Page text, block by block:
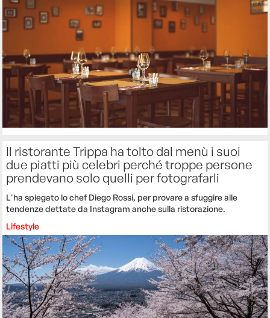
Il ristorante Trippa ha tolto dal menù i suoi
due piatti più celebri perché troppe persone
prendevano solo quelli per fotografarli
L'ha spiegato lo chef Diego Rossi, per provare a sfuggire alle
tendenze dettate da Instagram anche sulla ristorazione.
Lifestyle